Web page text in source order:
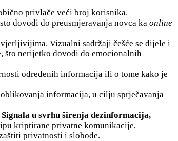
privlače veći broj korisnika.
dovodi do preusmjeravanja novca ka online
Vizualni sadržaji češće se dijele i
što nerijetko dovodi do emocionalnih
određenih informacija ili o tome kako je
informacija, u cilju sprječavanja
u svrhu širenja dezinformacija,
kriptirane privatne komunikacije,
privatnosti i slobode.